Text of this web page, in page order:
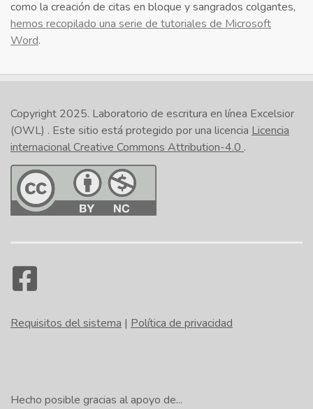
como la creación de citas en bloque y sangrados colgantes,
hemos recopilado una serie de tutoriales de Microsoft
Word.
Copyright 2025. Laboratorio de escritura en línea Excelsior
(OWL) . Este sitio está protegido por una licencia Licencia
internacional Creative Commons Attribution-4.0 .
Requisitos del sistema | Política de privacidad
Hecho posible gracias al apoyo de...